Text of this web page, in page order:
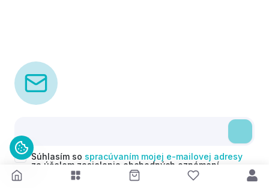
Súhlasím so spracúvaním mojej e-mailovej adresy
za účelom zasielania obchodných oznámení
(newsletterov) v súlade s čl. 6 ods. 1 písm. a)
Nariadenia GDPR. Svoj súhlas môžem kedykoľvek